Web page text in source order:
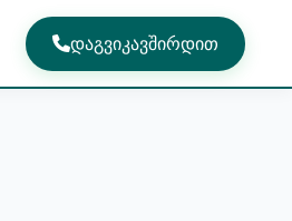
დაგვიკავშირდით